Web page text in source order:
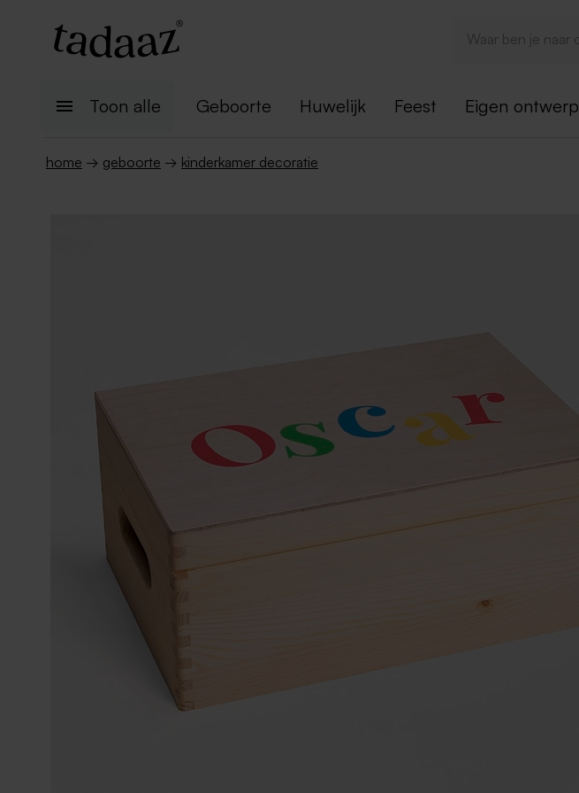
Toon alle Geboorte Huwelijk Feest Eigen ontwerp
home → geboorte → kinderkamer decoratie